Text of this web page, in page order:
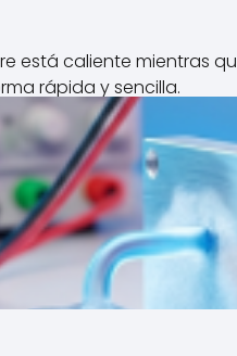
está caliente mientras
rápida y sencilla.